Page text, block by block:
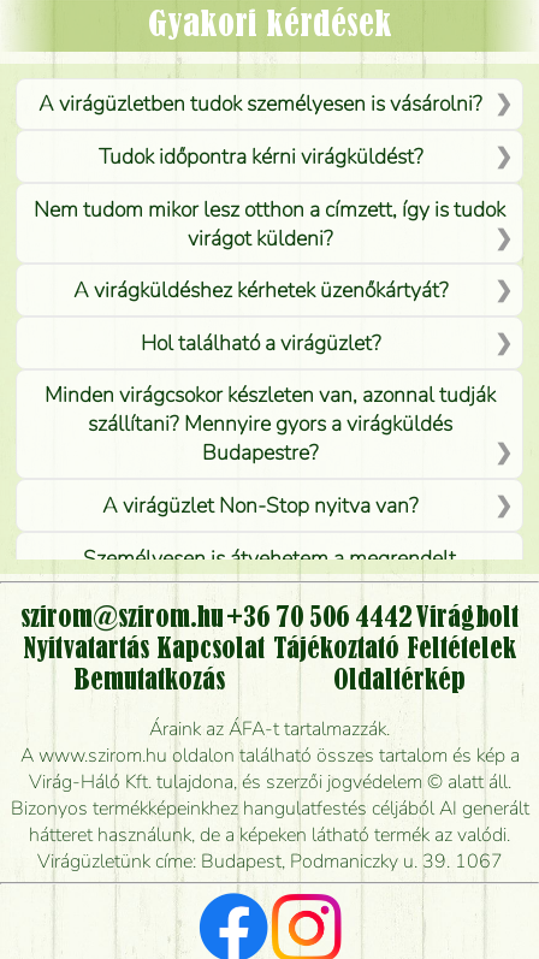
Mónika
Gyakori kérdések
A virágüzletben tudok személyesen is vásárolni?
Tudok időpontra kérni virágküldést?
Nem tudom mikor lesz otthon a címzett, így is tudok
virágot küldeni?
A virágküldéshez kérhetek üzenőkártyát?
Hol található a virágüzlet?
Minden virágcsokor készleten van, azonnal tudják
szállítani? Mennyire gyors a virágküldés
Budapestre?
A virágüzlet Non-Stop nyitva van?
Személyesen is átvehetem a megrendelt
virágcsokrot, vagy csak virágküldéssel, kiszállítással
kérhető?
Vidékre is lehet rendelni?
Meddig rendelhetek virágküldést úgy, hogy még ma
kiszállítsák?
Mennyire gyorsan tudják elkészíteni a csokrot, és
mikor tudják leghamarabb kiszállítani?
Vörös rózsát keresek, van önöknél?
Milyen visszajelzést kapok a virágküldésről?
szirom@szirom.hu+36 70 506 4442Virágbolt
Nyitvatartás Kapcsolat Tájékoztató Feltételek
Bemutatkozás
Oldaltérkép
Áraink az ÁFA-t tartalmazzák.
A www.szirom.hu oldalon található összes tartalom és kép a
Virág-Háló Kft. tulajdona, és szerzői jogvédelem © alatt áll.
Bizonyos termékképeinkhez hangulatfestés céljából AI generált
hátteret használunk, de a képeken látható termék az valódi.
Virágüzletünk címe: Budapest, Podmaniczky u. 39. 1067